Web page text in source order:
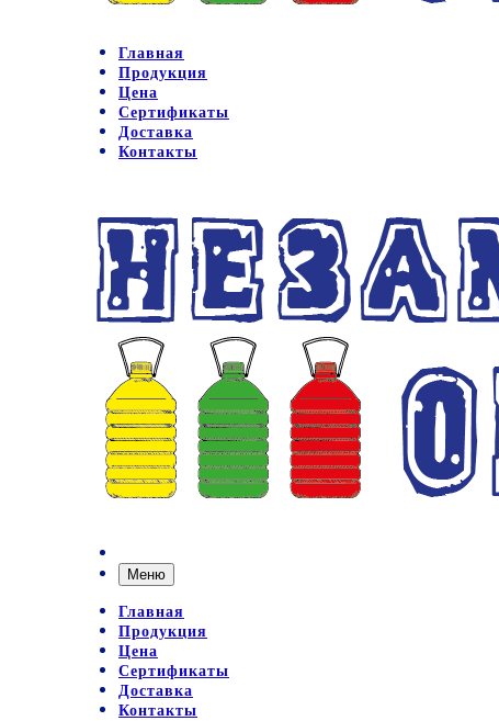
Главная
Продукция
Цена
Сертификаты
Доставка
Контакты
Меню
Главная
Продукция
Цена
Сертификаты
Доставка
Контакты